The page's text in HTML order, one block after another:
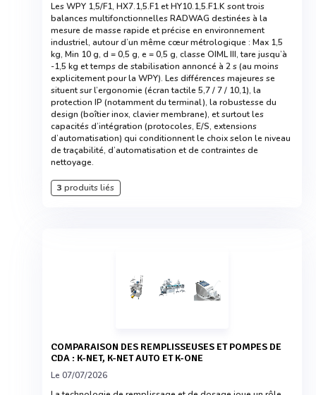
Les WPY 1,5/F1, HX7.1,5.F1 et HY10.1,5.F1.K sont trois
balances multifonctionnelles RADWAG destinées à la
mesure de masse rapide et précise en environnement
industriel, autour d’un même cœur métrologique : Max 1,5
kg, Min 10 g, d = 0,5 g, e = 0,5 g, classe OIML III, tare jusqu’à
-1,5 kg et temps de stabilisation annoncé à 2 s (au moins
explicitement pour la WPY). Les différences majeures se
situent sur l’ergonomie (écran tactile 5,7 / 7 / 10,1), la
protection IP (notamment du terminal), la robustesse du
design (boîtier inox, clavier membrane), et surtout les
capacités d’intégration (protocoles, E/S, extensions
d’automatisation) qui conditionnent le choix selon le niveau
de traçabilité, d’automatisation et de contraintes de
nettoyage.
3 produits liés
COMPARAISON DES REMPLISSEUSES ET POMPES DE
CDA : K-NET, K-NET AUTO ET K-ONE
Le 07/07/2026